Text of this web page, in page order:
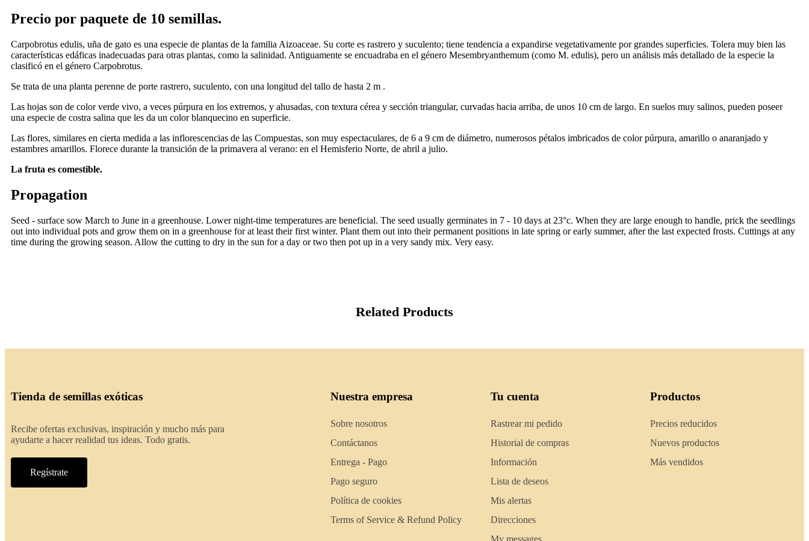
Precio por paquete de 10 semillas.
Carpobrotus edulis, uña de gato es una especie de plantas de la familia Aizoaceae. Su corte es rastrero y suculento; tiene tendencia a expandirse vegetativamente por grandes superficies. Tolera muy bien las
características edáficas inadecuadas para otras plantas, como la salinidad. Antiguamente se encuadraba en el género Mesembryanthemum (como M. edulis), pero un análisis más detallado de la especie la
clasificó en el género Carpobrotus.
Se trata de una planta perenne de porte rastrero, suculento, con una longitud del tallo de hasta 2 m .
Las hojas son de color verde vivo, a veces púrpura en los extremos, y ahusadas, con textura cérea y sección triangular, curvadas hacia arriba, de unos 10 cm de largo. En suelos muy salinos, pueden poseer
una especie de costra salina que les da un color blanquecino en superficie.
Las flores, similares en cierta medida a las inflorescencias de las Compuestas, son muy espectaculares, de 6 a 9 cm de diámetro, numerosos pétalos imbricados de color púrpura, amarillo o anaranjado y
estambres amarillos. Florece durante la transición de la primavera al verano: en el Hemisferio Norte, de abril a julio.
La fruta es comestible.
Propagation
Seed - surface sow March to June in a greenhouse. Lower night-time temperatures are beneficial. The seed usually germinates in 7 - 10 days at 23°c. When they are large enough to handle, prick the seedlings
out into individual pots and grow them on in a greenhouse for at least their first winter. Plant them out into their permanent positions in late spring or early summer, after the last expected frosts. Cuttings at any
time during the growing season. Allow the cutting to dry in the sun for a day or two then pot up in a very sandy mix. Very easy.
Related Products
Tienda de semillas exóticas
Recibe ofertas exclusivas, inspiración y mucho más para
ayudarte a hacer realidad tus ideas. Todo gratis.
Regístrate
Nuestra empresa
Sobre nosotros
Contáctanos
Entrega - Pago
Pago seguro
Política de cookies
Terms of Service & Refund Policy
Tu cuenta
Rastrear mi pedido
Historial de compras
Información
Lista de deseos
Mis alertas
Direcciones
Productos
Precios reducidos
Nuevos productos
Más vendidos